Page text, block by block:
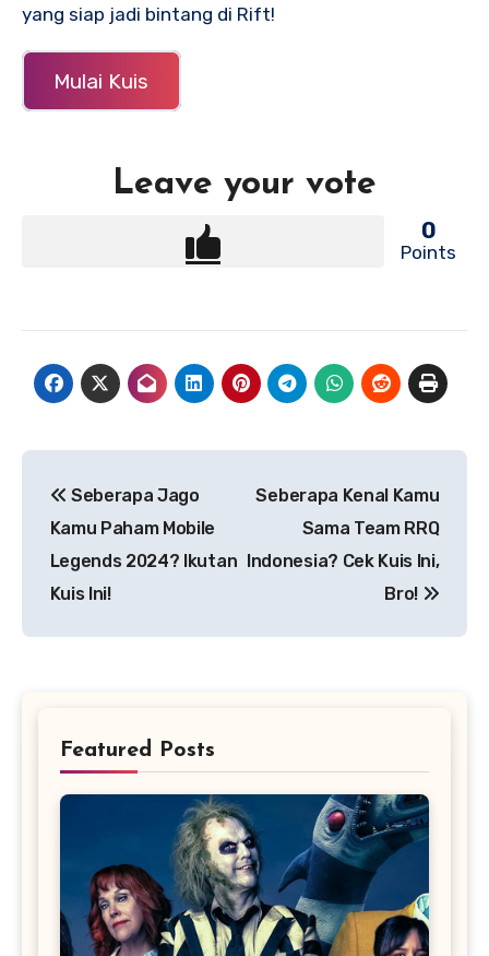
yang siap jadi bintang di Rift!
Mulai Kuis
Leave your vote
0
Points
pos
Seberapa Jago
Kamu Paham Mobile
Legends 2024? Ikutan
Kuis Ini!
Seberapa Kenal Kamu
Sama Team RRQ
Indonesia? Cek Kuis Ini,
Bro!
Featured Posts